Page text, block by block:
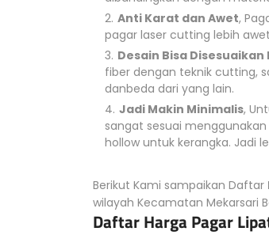
Anti Karat dan Awet,
pagar laser cutting lebih
Desain Bisa Disesuaikan
fiber dengan teknik cutting,
danbeda dari yang lain.
Jadi Makin Minimalis,
sangat sesuai
hollow untuk kerangka. Jadi
Berikut Kami sampaikan Daftar
wilayah Kecamatan Mekarsari
Daftar Harga Pagar